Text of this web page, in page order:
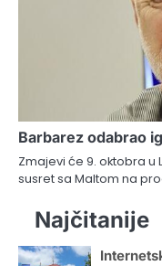
Barbarez odabrao
Zmajevi će 9. oktobra u
susret sa Maltom na
Najčitanije